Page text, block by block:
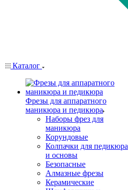
Каталог
Фрезы для аппаратного
маникюра и педикюра
Наборы фрез для
маникюра
Корундовые
Колпачки для педикюра
и основы
Безопасные
Алмазные фрезы
Керамические